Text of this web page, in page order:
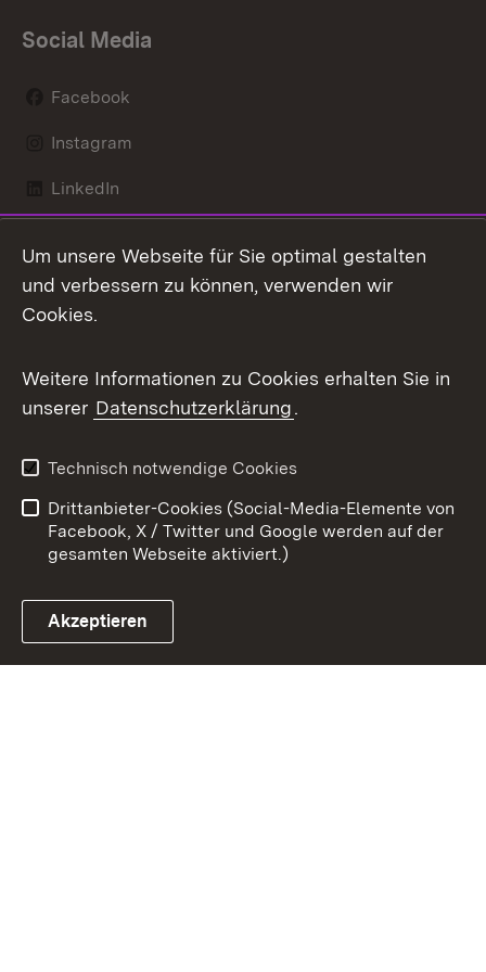
Social Media
Facebook
Instagram
LinkedIn
X / Twitter
Youtube
Link zum Landesportal
Kontakt
Datenschutz
Barrierefreiheit
Impressum
Cookies
Um unsere Webseite für Sie optimal gestalten
und verbessern zu können, verwenden wir
Cookies.
Weitere Informationen zu Cookies erhalten Sie in
unserer Datenschutzerklärung.
Technisch notwendige Cookies
Drittanbieter-Cookies (Social-Media-Elemente von
Facebook, X / Twitter und Google werden auf der
gesamten Webseite aktiviert.)
Akzeptieren